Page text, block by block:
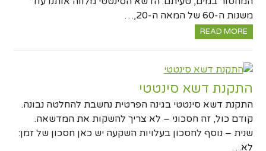
משנות ה-60 של המאה ה-20,…
READ MORE
התקנת דשא סינטטי
התקנת דשא סינטטי בגינה הפרטית נחשבת להחלטה נבונה.
קודם כול, זה חסכוני – לא צריך להשקות את המדשאה.
שנית – נוסף לחסכון בעלויות השקעה יש כאן חסכון של זמן:
לא…